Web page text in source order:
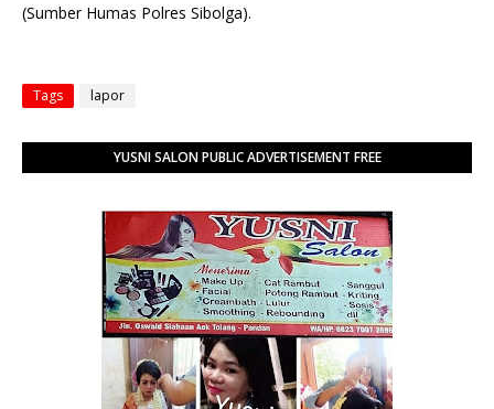
(Sumber Humas Polres Sibolga).
Tags lapor
YUSNI SALON PUBLIC ADVERTISEMENT FREE